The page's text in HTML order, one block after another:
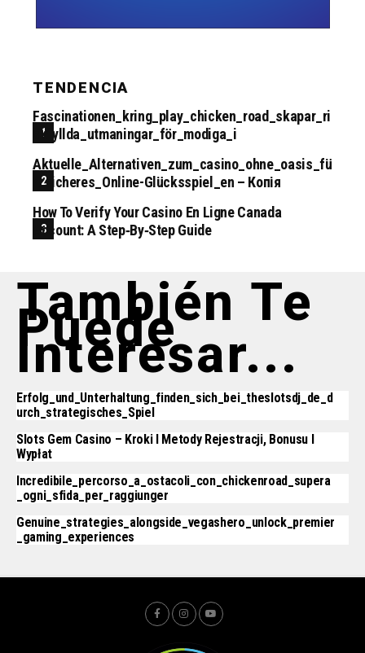
TENDENCIA
Fascinationen_kring_play_chicken_road_skapar_ri
Skfyllda_utmaningar_för_modiga_i
Aktuelle_Alternativen_zum_casino_ohne_oasis_fü
R_sicheres_Online-Glücksspiel_en – Копія
How To Verify Your Casino En Ligne Canada
Account: A Step‑by‑step Guide
También Te
Puede
Interesar...
Erfolg_und_Unterhaltung_finden_sich_bei_theslotsdj_de_d
Urch_strategisches_Spiel
Slots Gem Casino – Kroki I Metody Rejestracji, Bonusu I
Wypłat
Incredibile_percorso_a_ostacoli_con_chickenroad_supera
_ogni_sfida_per_raggiunger
Genuine_strategies_alongside_vegashero_unlock_premier
_gaming_experiences